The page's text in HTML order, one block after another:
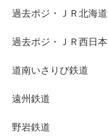
過去ポジ・ＪＲ北海道
過去ポジ・ＪＲ西日本
道南いさりび鉄道
遠州鉄道
野岩鉄道